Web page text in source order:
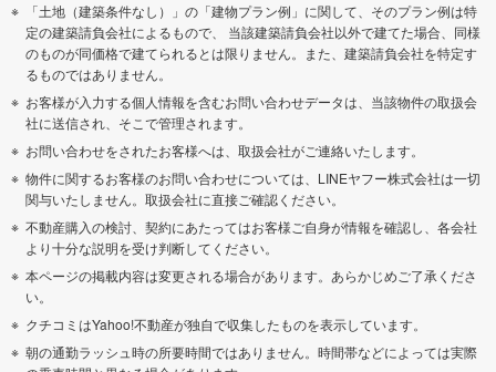
「土地（建築条件なし）」の「建物プラン例」に関して、そのプラン例は特
定の建築請負会社によるもので、 当該建築請負会社以外で建てた場合、同様
のものが同価格で建てられるとは限りません。また、建築請負会社を特定す
るものではありません。
お客様が入力する個人情報を含むお問い合わせデータは、当該物件の取扱会
社に送信され、そこで管理されます。
お問い合わせをされたお客様へは、取扱会社がご連絡いたします。
物件に関するお客様のお問い合わせについては、LINEヤフー株式会社は一切
関与いたしません。取扱会社に直接ご確認ください。
不動産購入の検討、契約にあたってはお客様ご自身が情報を確認し、各会社
より十分な説明を受け判断してください。
本ページの掲載内容は変更される場合があります。あらかじめご了承くださ
い。
クチコミはYahoo!不動産が独自で収集したものを表示しています。
朝の通勤ラッシュ時の所要時間ではありません。時間帯などによっては実際